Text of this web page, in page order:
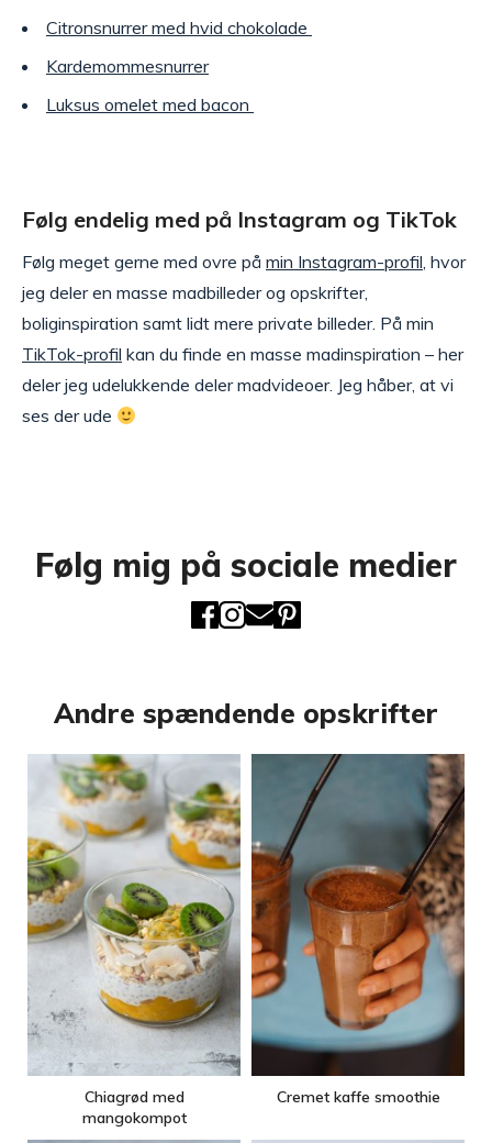
Citronsnurrer med hvid chokolade
Kardemommesnurrer
Luksus omelet med bacon
Følg endelig med på Instagram og TikTok
Følg meget gerne med ovre på min Instagram-profil, hvor
jeg deler en masse madbilleder og opskrifter,
boliginspiration samt lidt mere private billeder. På min
TikTok-profil kan du finde en masse madinspiration – her
deler jeg udelukkende deler madvideoer. Jeg håber, at vi
ses der ude
Følg mig på sociale medier
Andre spændende opskrifter
Chiagrød med
mangokompot
Cremet kaffe smoothie